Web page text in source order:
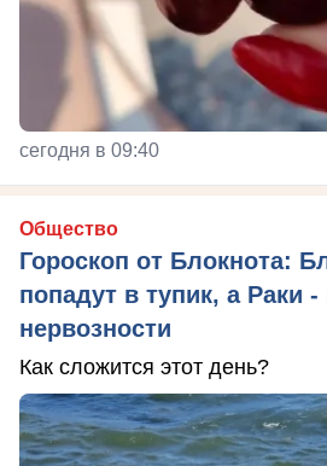
сегодня в 09:40
Общество
Гороскоп от Блокнота:
попадут в тупик, а Раки
нервозности
Как сложится этот день?